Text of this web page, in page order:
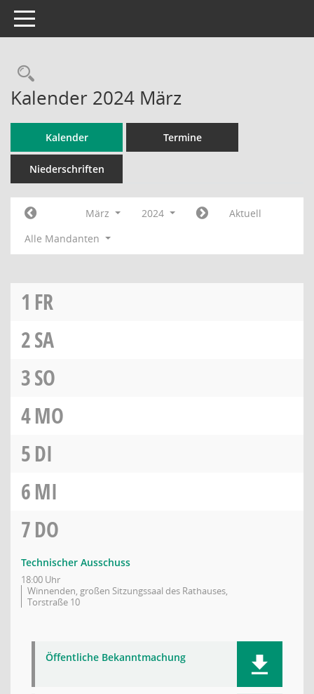
Toggle navigation
Rechercheauswahl
Kalender 2024 März
Kalender Termine
Niederschriften
März 2024
Aktuell
Alle Mandanten
1 FR
2SA
3SO
4MO
5DI
6MI
7DO
Technischer Ausschuss
18:00 Uhr
Winnenden, großen Sitzungssaal des Rathauses,
Torstraße 10
Öffentliche Bekanntmachung